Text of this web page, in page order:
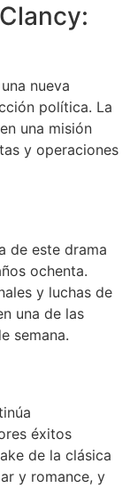
nueva
política. La
una misión
y operaciones
de este drama
ochenta.
y luchas de
una de las
semana.
éxitos
de la clásica
y romance, y